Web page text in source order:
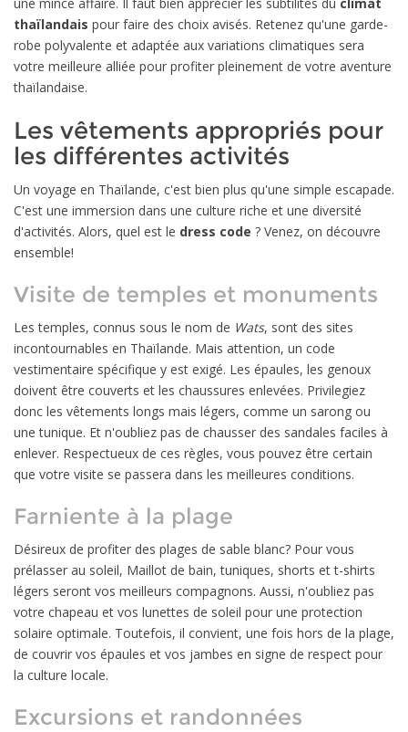
thaïlandais pour faire des choix avisés. Retenez qu'une garde-
robe polyvalente et adaptée aux variations climatiques sera
votre meilleure alliée pour profiter pleinement de votre aventure
thaïlandaise.
Les vêtements appropriés pour
les différentes activités
Un voyage en Thaïlande, c'est bien plus qu'une simple escapade.
C'est une immersion dans une culture riche et une diversité
d'activités. Alors, quel est le dress code ? Venez, on découvre
ensemble!
Visite de temples et monuments
Les temples, connus sous le nom de Wats, sont des sites
incontournables en Thaïlande. Mais attention, un code
vestimentaire spécifique y est exigé. Les épaules, les genoux
doivent être couverts et les chaussures enlevées. Privilegiez
donc les vêtements longs mais légers, comme un sarong ou
une tunique. Et n'oubliez pas de chausser des sandales faciles à
enlever. Respectueux de ces règles, vous pouvez être certain
que votre visite se passera dans les meilleures conditions.
Farniente à la plage
Désireux de profiter des plages de sable blanc? Pour vous
prélasser au soleil, Maillot de bain, tuniques, shorts et t-shirts
légers seront vos meilleurs compagnons. Aussi, n'oubliez pas
votre chapeau et vos lunettes de soleil pour une protection
solaire optimale. Toutefois, il convient, une fois hors de la plage,
de couvrir vos épaules et vos jambes en signe de respect pour
la culture locale.
Excursions et randonnées